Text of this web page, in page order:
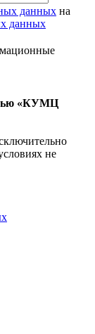
данных на
данных
«КУМЦ
не